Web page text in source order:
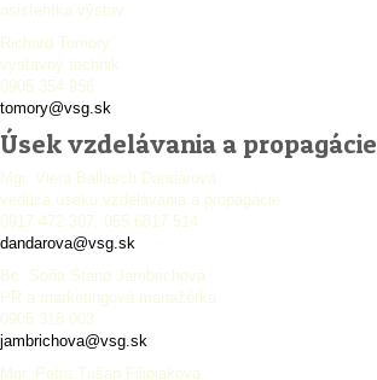
asistentka výstav
Richard Tomory
výstavný technik
0905 354 956
tomory@vsg.sk
Úsek vzdelávania a propagácie
Mgr. Viera Ballasch Dandárová
vedúca úseku vzdelávania a propagácie
0917 472 307, 055 6817 514
dandarova@vsg.sk
Bc. Soňa Stano Jambrichová
PR a marketingová manažérka
0905 318 003
jambrichova@vsg.sk
Mgr. Petra Tušan Filipiaková